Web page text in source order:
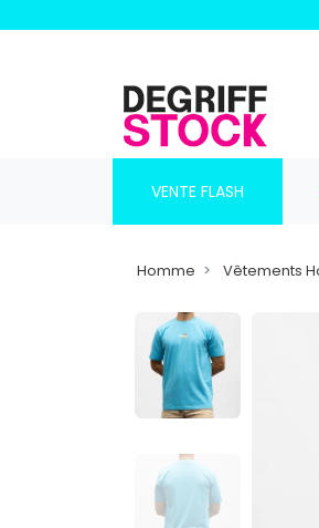
VENTE FLASH
Homme Vêtements